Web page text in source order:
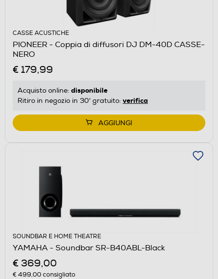
CASSE ACUSTICHE
PIONEER - Coppia di diffusori DJ DM-40D CASSE-
NERO
€ 179,99
Acquisto online: disponibile
Ritiro in negozio in 30' gratuito: verifica
AGGIUNGI
SOUNDBAR E HOME THEATRE
YAMAHA - Soundbar SR-B40ABL-Black
€ 369,00
€ 499,00consigliato